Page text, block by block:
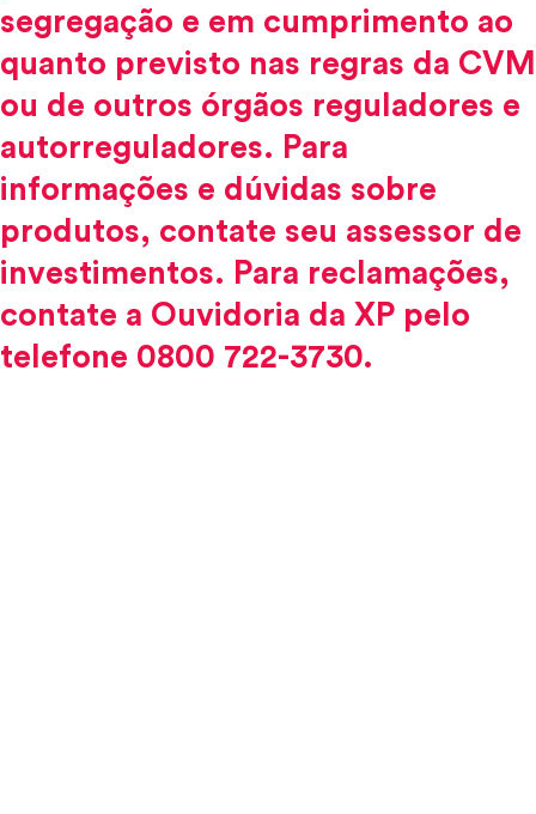
segregação e em cumprimento ao
quanto previsto nas regras da CVM
ou de outros órgãos reguladores e
autorreguladores. Para
informações e dúvidas sobre
produtos, contate seu assessor de
investimentos. Para reclamações,
contate a Ouvidoria da XP pelo
telefone 0800 722-3730.